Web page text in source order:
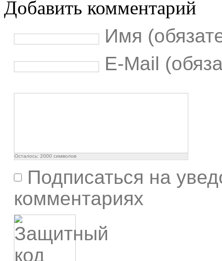
Добавить комментарий
Имя
E-Mail
Осталось: 2000 символов
Подписаться на
комментариях